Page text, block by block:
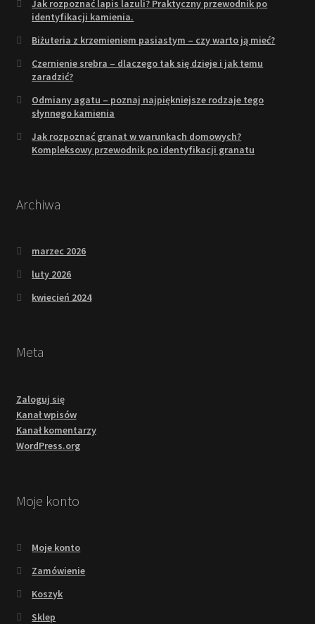
Jak rozpoznać lapis lazuli? Praktyczny przewodnik po
identyfikacji kamienia.
Biżuteria z krzemieniem pasiastym – czy warto ją mieć?
Czernienie srebra – dlaczego tak się dzieje i jak temu
zaradzić?
Odmiany agatu – poznaj najpiękniejsze rodzaje tego
słynnego kamienia
Jak rozpoznać granat w warunkach domowych?
Kompleksowy przewodnik po identyfikacji granatu
Archiwa
marzec 2026
luty 2026
kwiecień 2024
Meta
Zaloguj się
Kanał wpisów
Kanał komentarzy
WordPress.org
Moje konto
Moje konto
Zamówienie
Koszyk
Sklep